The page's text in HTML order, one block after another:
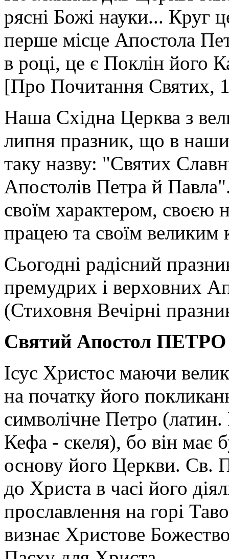
рясні Божі науки... Круг
перше місце Апостола
в році, це є Поклін його
[Про Почитання Святих,
Наша Східна Церква з
липня празник, що в
таку назву: "Святих
Апостолів Петра й
своїм характером, своєю
працею та своїм великим
Сьогодні радісний
премудрих і верховних
(Стиховня Вечірні
Святий Апостол ПЕТРО
Ісус Христос маючи
на початку його
символічне Петро (латин.
Кефа - скеля), бо він має
основу його Церкви. Св.
до Христа в часі його
прославлення на горі
визнає Христове